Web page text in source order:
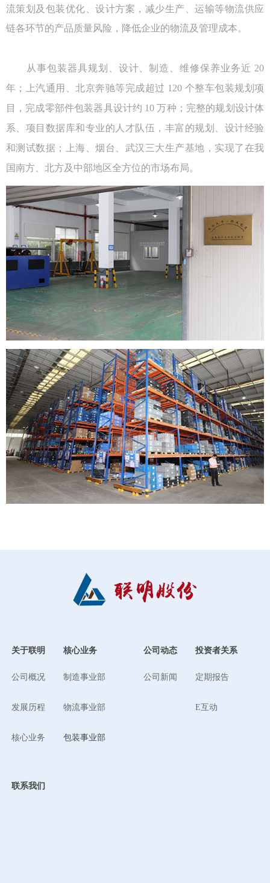
流策划及包装优化、设计方案，减少生产、运输等物流供应
链各环节的产品质量风险，降低企业的物流及管理成本。
从事包装器具规划、设计、制造、维修保养业务近 20
年；上汽通用、北京奔驰等完成超过 120 个整车包装规划项
目，完成零部件包装器具设计约 10 万种；完整的规划设计体
系、项目数据库和专业的人才队伍，丰富的规划、设计经验
和测试数据；上海、烟台、武汉三大生产基地，实现了在我
国南方、北方及中部地区全方位的市场布局。
核心业务
制造事业部
物流事业部
包装事业部
公司概况
发展历程
核心业务
关于联明 公司动态
公司新闻
投资者关系
定期报告
E互动
联系我们